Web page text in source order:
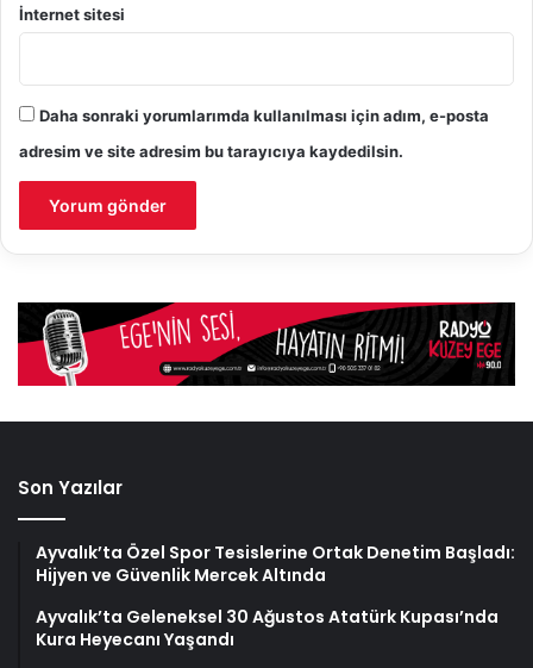
İnternet sitesi
Daha sonraki yorumlarımda kullanılması için adım, e-posta
adresim ve site adresim bu tarayıcıya kaydedilsin.
Son Yazılar
Ayvalık’ta Özel Spor Tesislerine Ortak Denetim Başladı:
Hijyen ve Güvenlik Mercek Altında
Ayvalık’ta Geleneksel 30 Ağustos Atatürk Kupası’nda
Kura Heyecanı Yaşandı